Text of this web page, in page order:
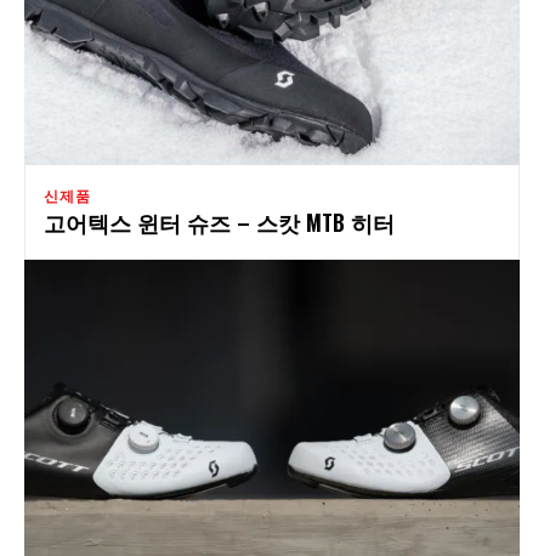
신제품
고어텍스 윈터 슈즈 – 스캇 MTB 히터